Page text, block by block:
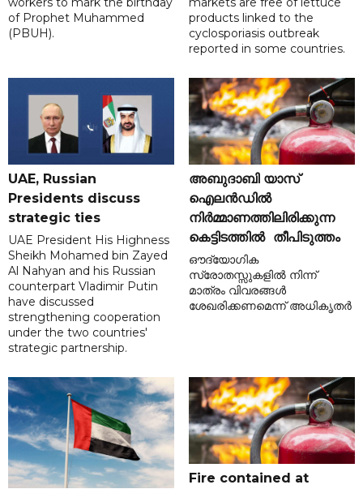
of Prophet Muhammed
(PBUH).
products linked to the
cyclosporiasis outbreak
reported in some countries.
UAE, Russian
Presidents discuss
strategic ties
UAE President His Highness
Sheikh Mohamed bin Zayed
Al Nahyan and his Russian
counterpart Vladimir Putin
have discussed
strengthening cooperation
under the two countries'
strategic partnership.
അബുദാബി യാസ്
ഐലൻഡിൽ
നിർമ്മാണത്തിലിരിക്കുന്ന
കെട്ടിടത്തിൽ തീപിടുത്തം
ഔദ്യോഗിക
സ്രോതസ്സുകളിൽ നിന്ന്
മാത്രം വിവരങ്ങൾ
ശേഖരിക്കണമെന്ന് അധികൃതർ
Fire contained at